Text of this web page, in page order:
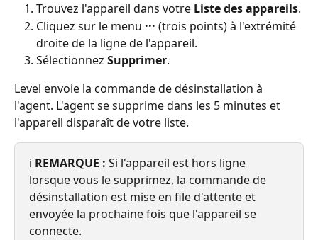
Trouvez l'appareil dans votre Liste des appareils.
Cliquez sur le menu ··· (trois points) à l'extrémité
droite de la ligne de l'appareil.
Sélectionnez Supprimer.
Level envoie la commande de désinstallation à
l'agent. L'agent se supprime dans les 5 minutes et
l'appareil disparaît de votre liste.
ℹ️ REMARQUE : Si l'appareil est hors ligne
lorsque vous le supprimez, la commande de
désinstallation est mise en file d'attente et
envoyée la prochaine fois que l'appareil se
connecte.